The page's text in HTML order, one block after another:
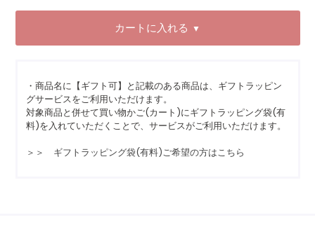
カートに入れる ▼
・商品名に【ギフト可】と記載のある商品は、ギフトラッピン
グサービスをご利用いただけます。
対象商品と併せて買い物かご(カート)にギフトラッピング袋(有
料)を入れていただくことで、サービスがご利用いただけます。
＞＞ ギフトラッピング袋(有料)ご希望の方はこちら